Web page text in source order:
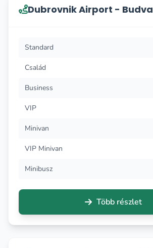
Dubrovnik Airport - Budva
Standard
Család
Business
VIP
Minivan
VIP Minivan
Minibusz
Több részlet